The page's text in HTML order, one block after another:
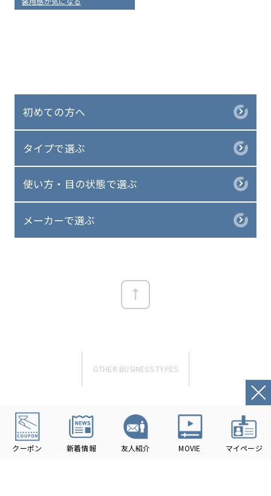
初めての方へ
タイプで選ぶ
使い方・目の状態で選ぶ
メーカーで選ぶ
OTHER BUSINESS TYPES